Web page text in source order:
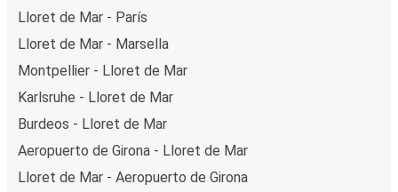
Lloret de Mar - París
Lloret de Mar - Marsella
Montpellier - Lloret de Mar
Karlsruhe - Lloret de Mar
Burdeos - Lloret de Mar
Aeropuerto de Girona - Lloret de Mar
Lloret de Mar - Aeropuerto de Girona